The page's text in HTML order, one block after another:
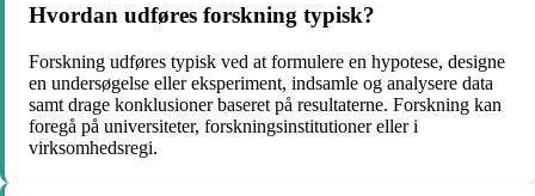
Hvordan udføres forskning typisk?
Forskning udføres typisk ved at formulere en hypotese, designe
en undersøgelse eller eksperiment, indsamle og analysere data
samt drage konklusioner baseret på resultaterne. Forskning kan
foregå på universiteter, forskningsinstitutioner eller i
virksomhedsregi.